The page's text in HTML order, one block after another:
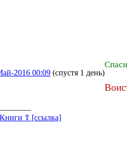
2016 00:09 (спустя 1 день)
Книги ☦ [ссылка]